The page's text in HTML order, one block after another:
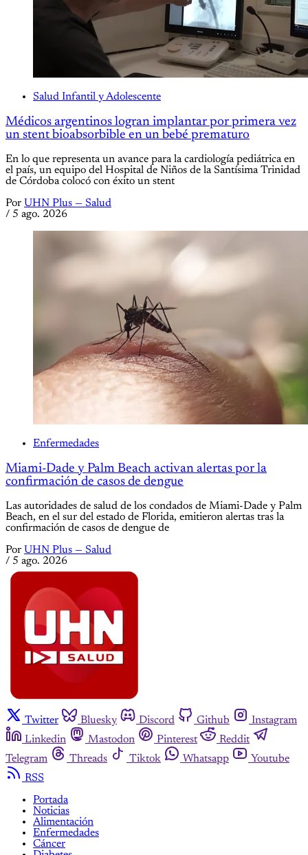
Salud Infantil y Adolescente
Médicos argentinos logran implantar por primera vez
un stent bioabsorbible en un bebé prematuro
En lo que representa un avance para la cardiología pediátrica en
el país, un equipo del Hospital de Niños de la Santísima Trinidad
de Córdoba colocó con éxito un stent
Por UHN Plus — Salud
/ 5 ago. 2026
Enfermedades
Miami-Dade y Palm Beach activan alertas por la
confirmación de casos de dengue
Las autoridades de salud de los condados de Miami-Dade y Palm
Beach, en el sur del estado de Florida, emitieron alertas tras la
confirmación de casos de dengue de
Por UHN Plus — Salud
/ 5 ago. 2026
Twitter Bluesky Discord Github
Instagram
Linkedin
Mastodon Pinterest
Reddit
Telegram
Threads Tiktok Whatsapp
Youtube
RSS
Portada
Noticias
Alimentación
Enfermedades
Cáncer